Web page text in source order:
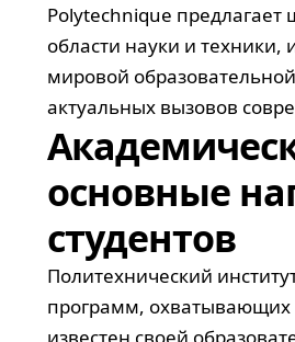
Polytechnique
области науки и
мировой
актуальных вызовов
основные
студентов
Политехнический
программ, охватывающих
известен своей